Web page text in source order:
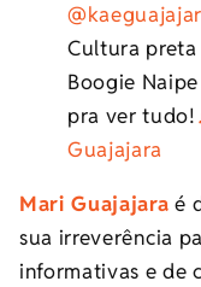
Cultura
Boogie
pra ver tudo!
Guajajara
Mari Guajajara é
sua irreverência
informativas e de